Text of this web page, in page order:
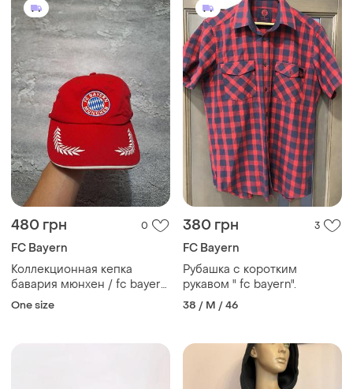
480 грн 0
FC Bayern
Коллекционная кепка
бавария мюнхен / fc bayern
munchen - чемпион 2008
One size
380 грн 3
FC Bayern
Рубашка с коротким
рукавом " fc bayern".
38 / M / 46